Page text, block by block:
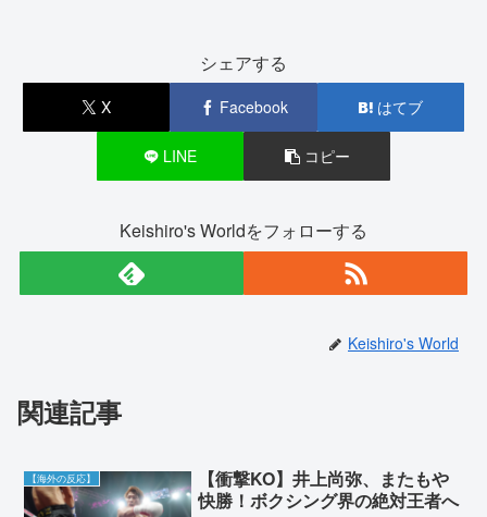
シェアする
X Facebook はてブ
LINE コピー
Keishiro's Worldをフォローする
Keishiro's World
関連記事
【海外の反応】
【衝撃KO】井上尚弥、またもや
快勝！ボクシング界の絶対王者へ